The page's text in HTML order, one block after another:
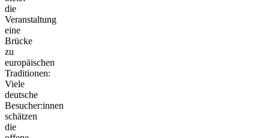
die
Veranstaltung
eine
Brücke
zu
europäischen
Traditionen:
Viele
deutsche
Besucher:innen
schätzen
die